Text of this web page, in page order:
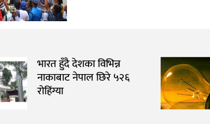
भारत हुँदै देशका विभिन्न
नाकाबाट नेपाल छिरे ५२६
रोहिंग्या